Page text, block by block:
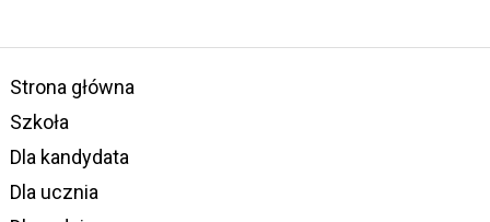
Strona główna
Szkoła
Dla kandydata
Dla ucznia